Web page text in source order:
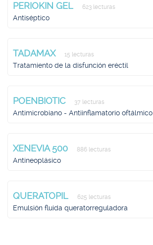
PERIOKIN GEL 623 lecturas
Antiséptico
TADAMAX 15 lecturas
Tratamiento de la disfunción eréctil
POENBIOTIC 37 lecturas
Antimicrobiano - Antiinflamatorio oftálmico
XENEVIA 500 886 lecturas
Antineoplásico
QUERATOPIL 625 lecturas
Emulsión fluida queratorreguladora